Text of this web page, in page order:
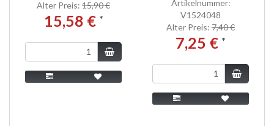
Alter Preis: 15,90 €
15,58 € *
Artikelnummer:
V1524048
Alter Preis: 7,40 €
7,25 € *